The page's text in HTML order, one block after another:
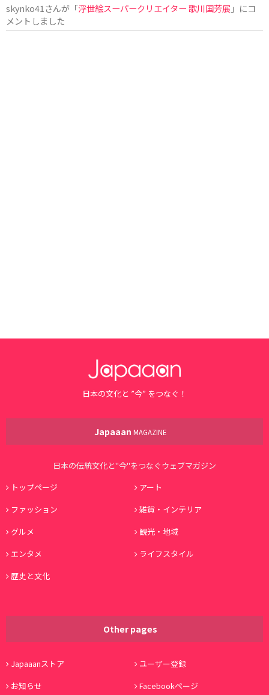
skynko41 さんが「浮世絵スーパークリエイター 歌川国芳展 」にコ
メントしました
日本の文化と ”今” をつなぐ！
Japaaan MAGAZINE
日本の伝統文化と"今"をつなぐウェブマガジン
トップページ
アート
ファッション
雑貨・インテリア
グルメ
観光・地域
エンタメ
ライフスタイル
歴史と文化
Other pages
Japaaanストア
ユーザー登録
お知らせ
Facebookページ